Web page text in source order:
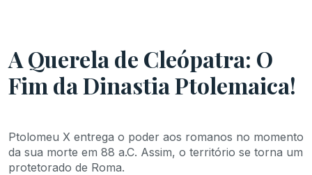
A Querela de Cleópatra: O
Fim da Dinastia Ptolemaica!
Ptolomeu X entrega o poder aos romanos no momento
da sua morte em 88 a.C. Assim, o território se torna um
protetorado de Roma.